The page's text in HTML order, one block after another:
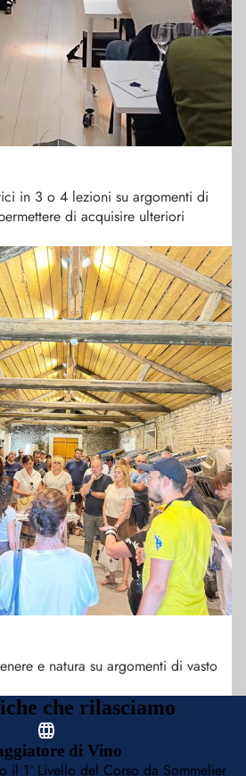
in 3 o 4 lezioni su argomenti di
di acquisire ulteriori
e natura su argomenti di vasto
che rilasciamo
di Vino
il 1° Livello del Corso da Sommelier